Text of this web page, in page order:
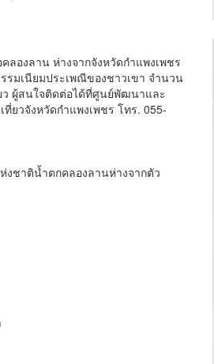
องลาน ห่างจากจังหวัดกำแพงเพชร
มเนียมประเพณีของชาวเขา จำนวน
ว ผู้สนใจติดต่อได้ที่ศูนย์พัฒนาและ
ยวจังหวัดกำแพงเพชร โทร. 055-
ชาติน้ำตกคลองลานห่างจากตัว